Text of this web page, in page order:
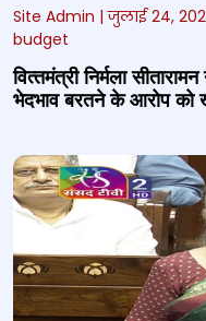
Site Admin |जुलाई 24,
budget
वित्‍तमंत्री निर्मला
भेदभाव बरतने के आरोप को